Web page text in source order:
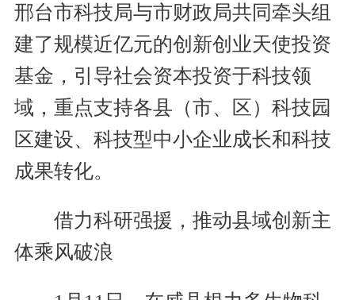
邢台市科技局与市财政局共同牵头组
建了规模近亿元的创新创业天使投资
基金，引导社会资本投资于科技领
域，重点支持各县（市、区）科技园
区建设、科技型中小企业成长和科技
成果转化。
借力科研强援，推动县域创新主
体乘风破浪